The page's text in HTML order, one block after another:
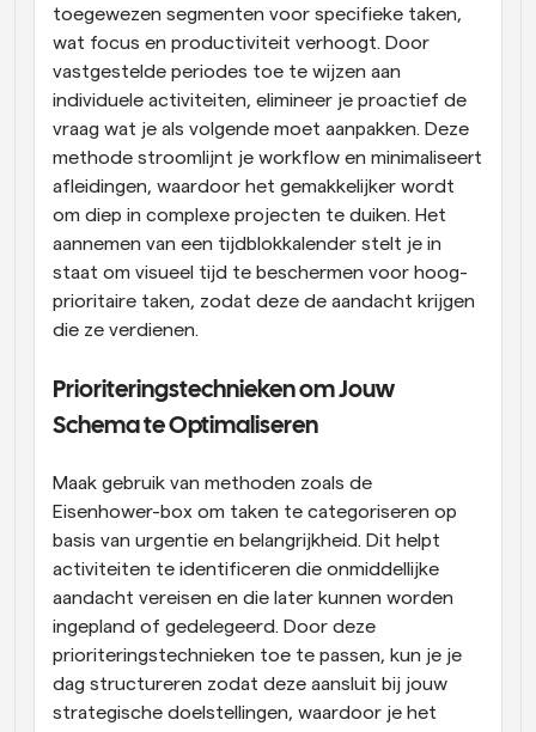
toegewezen segmenten voor specifieke taken,
wat focus en productiviteit verhoogt. Door
vastgestelde periodes toe te wijzen aan
individuele activiteiten, elimineer je proactief de
vraag wat je als volgende moet aanpakken. Deze
methode stroomlijnt je workflow en minimaliseert
afleidingen, waardoor het gemakkelijker wordt
om diep in complexe projecten te duiken. Het
aannemen van een tijdblokkalender stelt je in
staat om visueel tijd te beschermen voor hoog-
prioritaire taken, zodat deze de aandacht krijgen
die ze verdienen.
Prioriteringstechnieken om Jouw
Schema te Optimaliseren
Maak gebruik van methoden zoals de
Eisenhower-box om taken te categoriseren op
basis van urgentie en belangrijkheid. Dit helpt
activiteiten te identificeren die onmiddellijke
aandacht vereisen en die later kunnen worden
ingepland of gedelegeerd. Door deze
prioriteringstechnieken toe te passen, kun je je
dag structureren zodat deze aansluit bij jouw
strategische doelstellingen, waardoor je het